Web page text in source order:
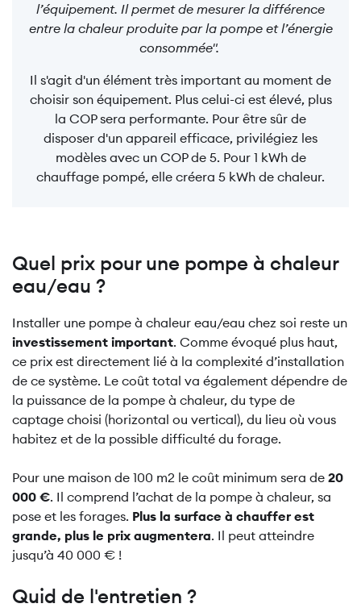
l’équipement. Il permet de mesurer la différence
entre la chaleur produite par la pompe et l’énergie
consommée".
Il s'agit d'un élément très important au moment de
choisir son équipement. Plus celui-ci est élevé, plus
la COP sera performante. Pour être sûr de
disposer d'un appareil efficace, privilégiez les
modèles avec un COP de 5. Pour 1 kWh de
chauffage pompé, elle créera 5 kWh de chaleur.
Quel prix pour une pompe à chaleur
eau/eau ?
Installer une pompe à chaleur eau/eau chez soi reste un
investissement important. Comme évoqué plus haut,
ce prix est directement lié à la complexité d’installation
de ce système. Le coût total va également dépendre de
la puissance de la pompe à chaleur, du type de
captage choisi (horizontal ou vertical), du lieu où vous
habitez et de la possible difficulté du forage.
Pour une maison de 100 m2 le coût minimum sera de 20
000 €. Il comprend l’achat de la pompe à chaleur, sa
pose et les forages. Plus la surface à chauffer est
grande, plus le prix augmentera. Il peut atteindre
jusqu’à 40 000 € !
Quid de l'entretien ?